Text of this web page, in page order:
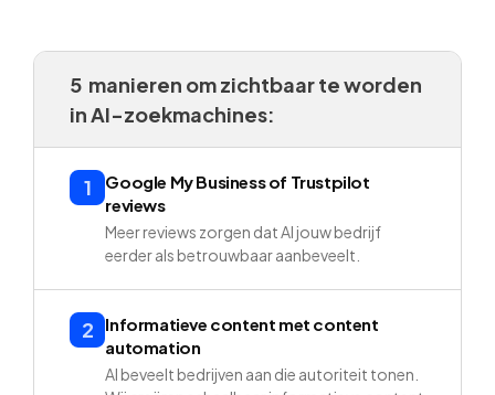
5 manieren om zichtbaar te worden
in AI-zoekmachines:
1
Google My Business of Trustpilot
reviews
Meer reviews zorgen dat AI jouw bedrijf
eerder als betrouwbaar aanbeveelt.
2
Informatieve content met content
automation
AI beveelt bedrijven aan die autoriteit tonen.